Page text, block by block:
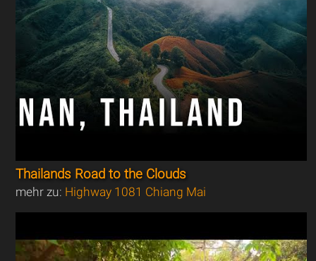
Thailands Road to the Clouds
mehr zu: Highway 1081 Chiang Mai